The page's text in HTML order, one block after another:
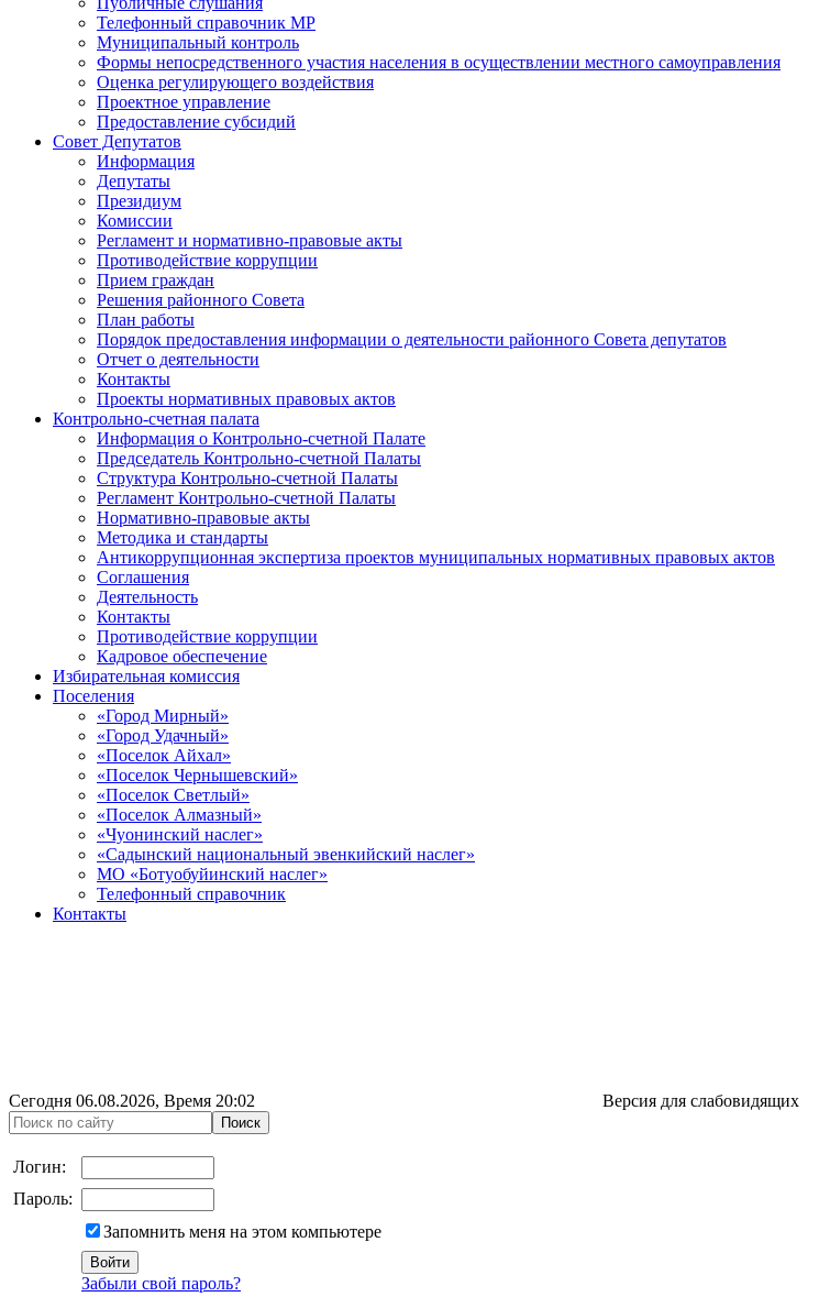
Телефонный справочник МР
Муниципальный контроль
Формы непосредственного участия населения в осуществлении местного самоуправления
Оценка регулирующего воздействия
Проектное управление
Предоставление субсидий
Совет Депутатов
Информация
Депутаты
Президиум
Комиссии
Регламент и нормативно-правовые акты
Противодействие коррупции
Прием граждан
Решения районного Совета
План работы
Порядок предоставления информации о деятельности районного Совета депутатов
Отчет о деятельности
Контакты
Проекты нормативных правовых актов
Контрольно-счетная палата
Информация о Контрольно-счетной Палате
Председатель Контрольно-счетной Палаты
Структура Контрольно-счетной Палаты
Регламент Контрольно-счетной Палаты
Нормативно-правовые акты
Методика и стандарты
Антикоррупционная экспертиза проектов муниципальных нормативных правовых актов
Соглашения
Деятельность
Контакты
Противодействие коррупции
Кадровое обеспечение
Избирательная комиссия
Поселения
«Город Мирный»
«Город Удачный»
«Поселок Айхал»
«Поселок Чернышевский»
«Поселок Светлый»
«Поселок Алмазный»
«Чуонинский наслег»
«Садынский национальный эвенкийский наслег»
МО «Ботуобуйинский наслег»
Телефонный справочник
Контакты
Сегодня 06.08.2026, Время 20:02 Версия для слабовидящих
Логин:
Пароль:
Запомнить меня на этом компьютере
Забыли свой пароль?